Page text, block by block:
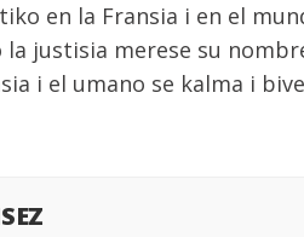
en la Fransia i en el
justisia merese su
i el umano se kalma i